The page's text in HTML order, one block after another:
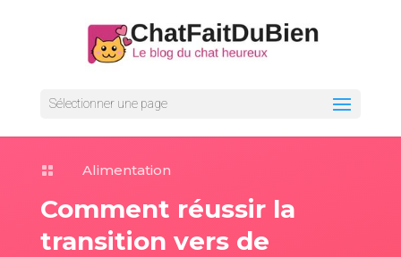
Sélectionner une page
 Alimentation
Comment réussir la
transition vers de